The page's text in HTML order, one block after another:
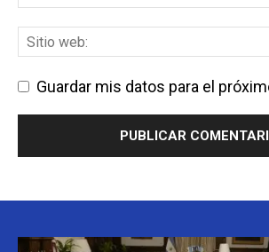
Guardar mis datos para el